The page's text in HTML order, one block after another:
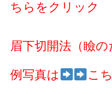
ちらをクリック
眉下切開法（瞼
例写真は こ